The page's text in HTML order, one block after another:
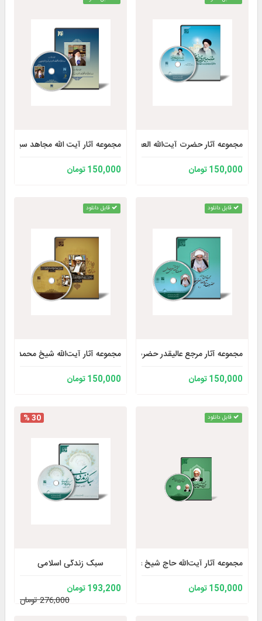
مجموعه آثار حضرت آیت‌الله العظمی سید موسی شبیری زنجانی مد ظلّه
150,000 تومان
مجموعه آثار آیت الله مجاهد سید
150,000 تومان
قابل دانلود
مجموعه آثار مرجع عالیقدر حضرت آیت‌الله العظمی مظاهری نسخه 2
150,000 تومان
قابل دانلود
مجموعه آثار آیت‌الله شیخ محمد
150,000 تومان
قابل دانلود
مجموعه آثار آيت‌الله حاج شیخ عباس ایزدی رحمه الله
150,000 تومان
30 %
سبک زندگى اسلامى
193,200 تومان
276,000 تومان